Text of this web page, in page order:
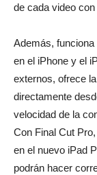
de cada video
Además,
en el iPhone y el
externos, ofrece
directamente
velocidad de la
Con Final Cut
en el nuevo iPad
podrán hacer